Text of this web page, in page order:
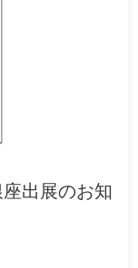
出展のお知